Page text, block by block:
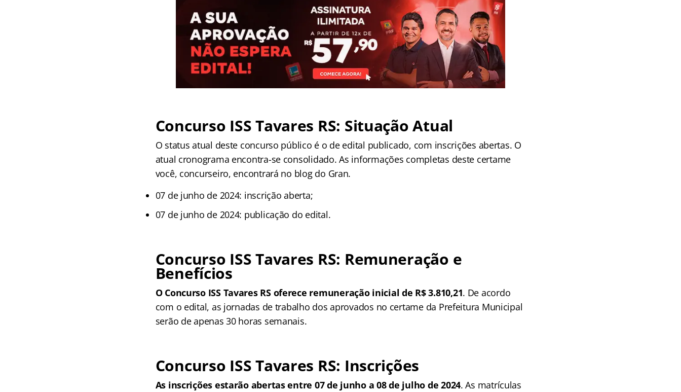
Concurso ISS Tavares RS: Situação Atual
O status atual deste concurso público é o de edital publicado, com inscrições abertas. O
atual cronograma encontra-se consolidado. As informações completas deste certame
você, concurseiro, encontrará no blog do Gran.
07 de junho de 2024: inscrição aberta;
07 de junho de 2024: publicação do edital.
Concurso ISS Tavares RS: Remuneração e
Benefícios
O Concurso ISS Tavares RS oferece remuneração inicial de R$ 3.810,21. De acordo
com o edital, as jornadas de trabalho dos aprovados no certame da Prefeitura Municipal
serão de apenas 30 horas semanais.
Concurso ISS Tavares RS: Inscrições
As inscrições estarão abertas entre 07 de junho a 08 de julho de 2024. As matrículas